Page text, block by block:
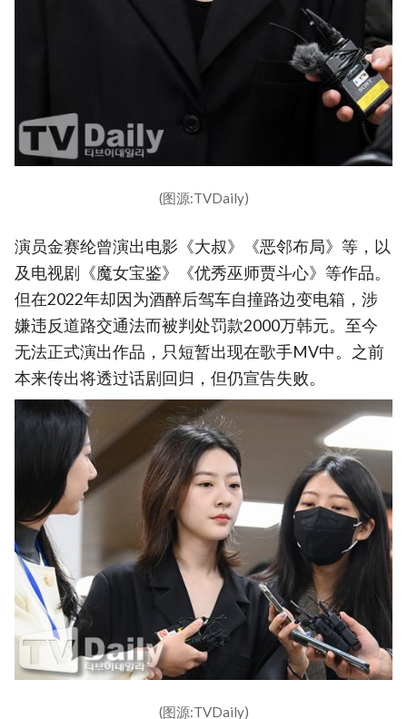
(图源:TVDaily)
演员金赛纶曾演出电影《大叔》《恶邻布局》等，以
及电视剧《魔女宝鉴》《优秀巫师贾斗心》等作品。
但在2022年却因为酒醉后驾车自撞路边变电箱，涉
嫌违反道路交通法而被判处罚款2000万韩元。至今
无法正式演出作品，只短暂出现在歌手MV中。之前
本来传出将透过话剧回归，但仍宣告失败。
(图源:TVDaily)